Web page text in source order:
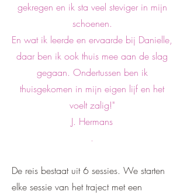
gekregen en ik sta veel steviger in mijn
schoenen.
En wat ik leerde en ervaarde bij Danielle,
daar ben ik ook thuis mee aan de slag
gegaan. Ondertussen ben ik
thuisgekomen in mijn eigen lijf en het
voelt zalig!"
J. Hermans
.
De reis bestaat uit 6 sessies. We starten
elke sessie van het traject met een